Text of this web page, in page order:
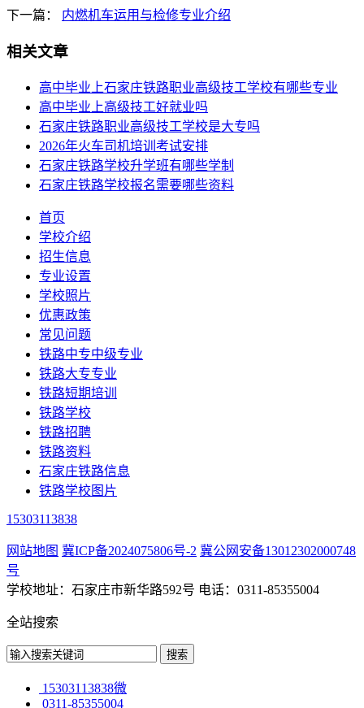
下一篇： 内燃机车运用与检修专业介绍
相关文章
高中毕业上石家庄铁路职业高级技工学校有哪些专业
高中毕业上高级技工好就业吗
石家庄铁路职业高级技工学校是大专吗
2026年火车司机培训考试安排
石家庄铁路学校升学班有哪些学制
石家庄铁路学校报名需要哪些资料
首页
学校介绍
招生信息
专业设置
学校照片
优惠政策
常见问题
铁路中专中级专业
铁路大专专业
铁路短期培训
铁路学校
铁路招聘
铁路资料
石家庄铁路信息
铁路学校图片
15303113838
网站地图 冀ICP备2024075806号-2 冀公网安备13012302000748
号
学校地址：石家庄市新华路592号 电话：0311-85355004
全站搜索
15303113838微
0311-85355004